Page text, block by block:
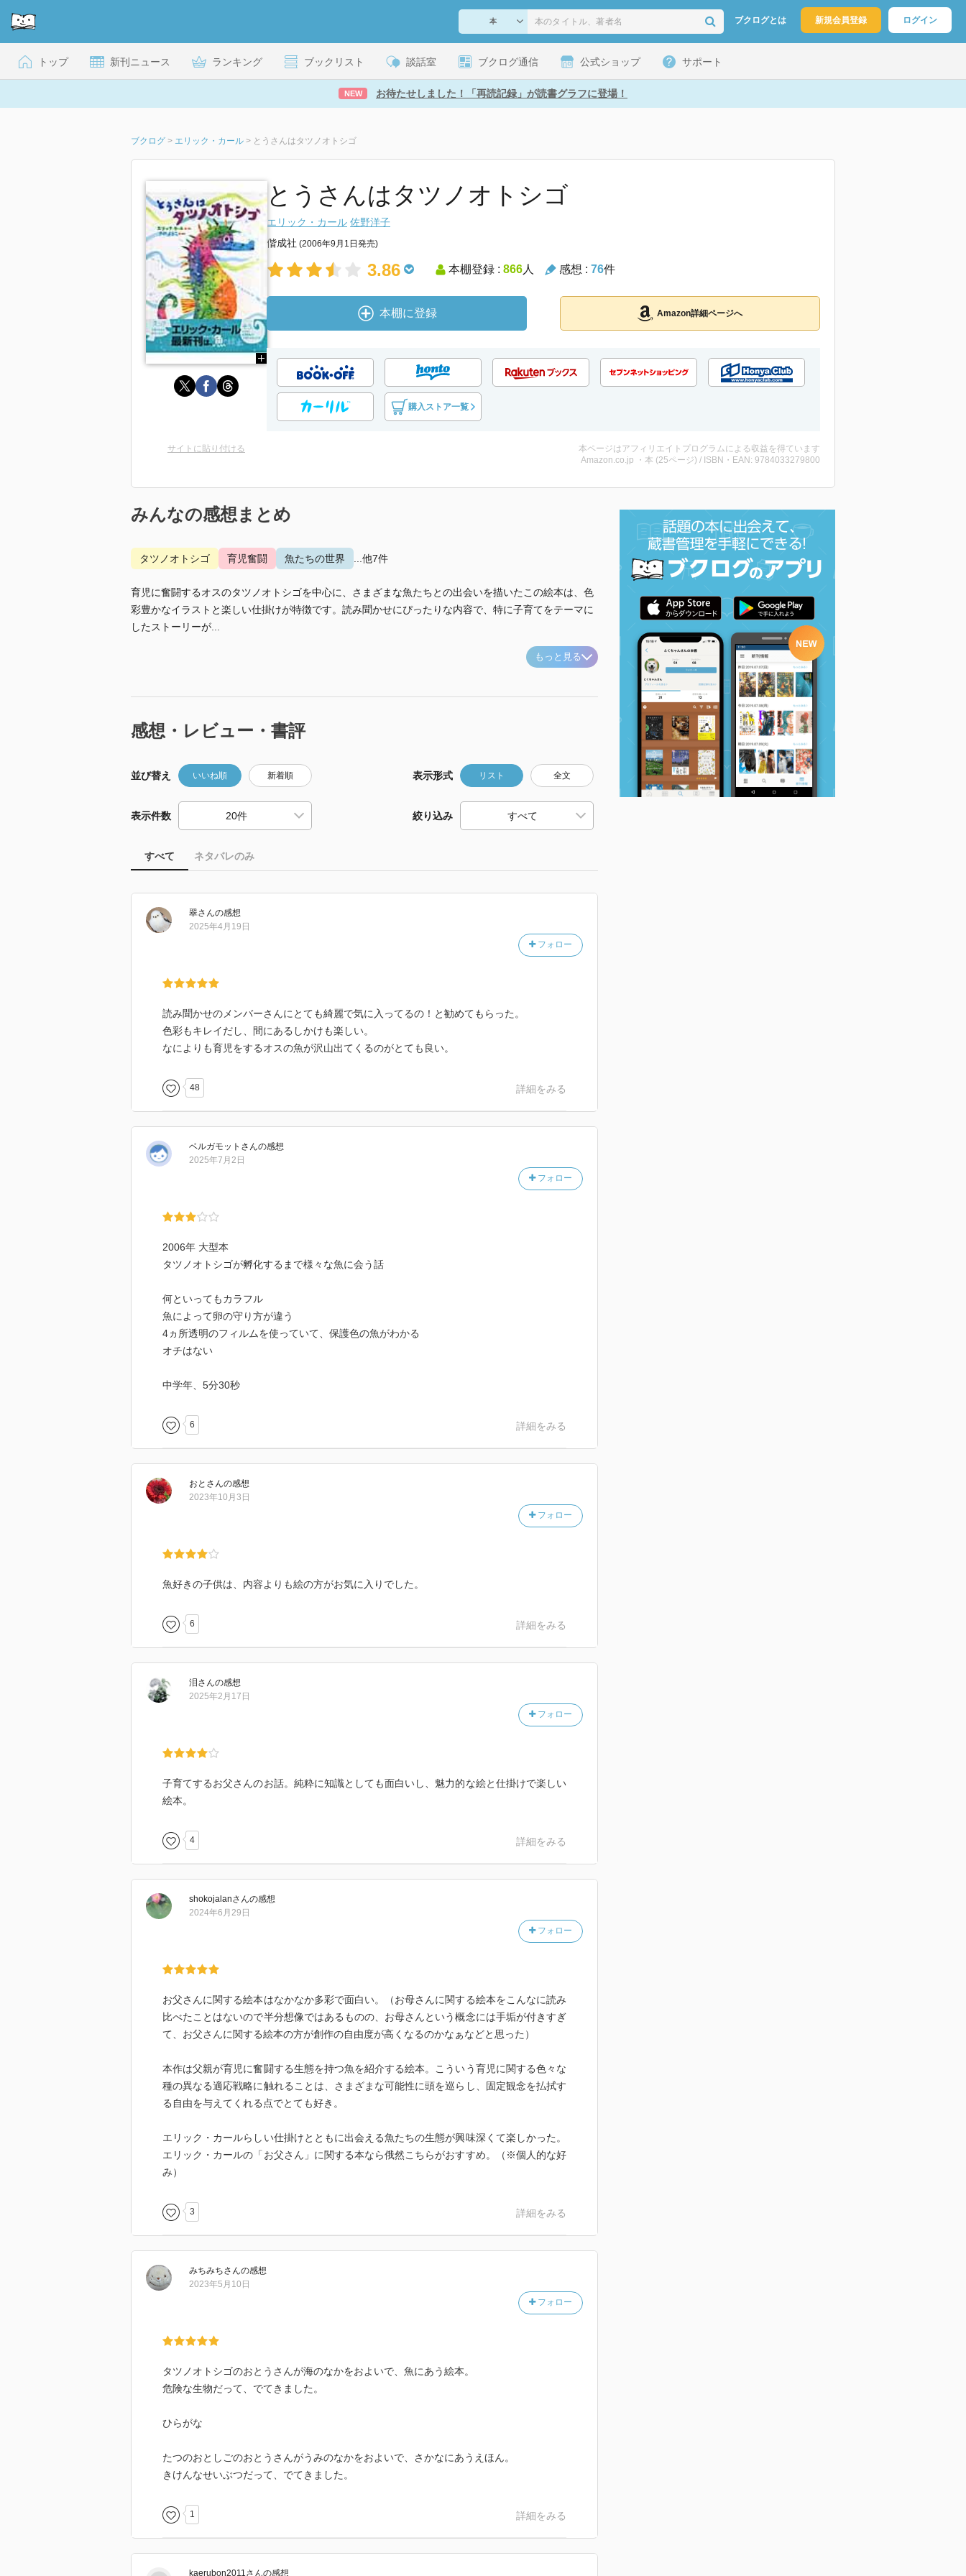
ブクログとは 新規会員登録 ログイン
トップ 新刊ニュース ランキング ブックリスト 談話室 ブクログ通信 公式ショップ サポート
NEW お待たせしました！「再読記録」が読書グラフに登場！
ブクログ > エリック・カール > とうさんはタツノオトシゴ
とうさんはタツノオトシゴ
エリック・カール 佐野洋子
偕成社 (2006年9月1日発売)
3.86 本棚登録 : 866人 感想 : 76件
本棚に登録 Amazon詳細ページへ
購入ストア一覧
サイトに貼り付ける
本ページはアフィリエイトプログラムによる収益を得ています
Amazon.co.jp ・本 (25ページ) / ISBN・EAN: 9784033279800
みんなの感想まとめ
タツノオトシゴ 育児奮闘 魚たちの世界 ...他7件
育児に奮闘するオスのタツノオトシゴを中心に、さまざまな魚たちとの出会いを描いたこの絵本は、色
彩豊かなイラストと楽しい仕掛けが特徴です。読み聞かせにぴったりな内容で、特に子育てをテーマに
したストーリーが...
もっと見る
感想・レビュー・書評
並び替え いいね順 新着順 表示形式 リスト 全文
表示件数 絞り込み
すべて ネタバレのみ
翠さんの感想
フォロー
2025年4月19日
読み聞かせのメンバーさんにとても綺麗で気に入ってるの！と勧めてもらった。
色彩もキレイだし、間にあるしかけも楽しい。
なによりも育児をするオスの魚が沢山出てくるのがとても良い。
48 詳細をみる
ベルガモット さんの感想
フォロー
2025年7月2日
2006年 大型本
タツノオトシゴが孵化するまで様々な魚に会う話
何といってもカラフル
魚によって卵の守り方が違う
4ヵ所透明のフィルムを使っていて、保護色の魚がわかる
オチはない
中学年、5分30秒
6 詳細をみる
おと さんの感想
フォロー
2023年10月3日
魚好きの子供は、内容よりも絵の方がお気に入りでした。
6 詳細をみる
泪 さんの感想
フォロー
2025年2月17日
子育てするお父さんのお話。純粋に知識としても面白いし、魅力的な絵と仕掛けで楽しい
絵本。
4 詳細をみる
shokojalanさんの感想
フォロー
2024年6月29日
お父さんに関する絵本はなかなか多彩で面白い。（お母さんに関する絵本をこんなに読み
比べたことはないので半分想像ではあるものの、お母さんという概念には手垢が付きすぎ
て、お父さんに関する絵本の方が創作の自由度が高くなるのかなぁなどと思った）
本作は父親が育児に奮闘する生態を持つ魚を紹介する絵本。こういう育児に関する色々な
種の異なる適応戦略に触れることは、さまざまな可能性に頭を巡らし、固定観念を払拭す
る自由を与えてくれる点でとても好き。
エリック・カールらしい仕掛けとともに出会える魚たちの生態が興味深くて楽しかった。
エリック・カールの「お父さん」に関する本なら俄然こちらがおすすめ。（※個人的な好
み）
3 詳細をみる
みちみちさんの感想
フォロー
2023年5月10日
タツノオトシゴのおとうさんが海のなかをおよいで、魚にあう絵本。
危険な生物だって、でてきました。
ひらがな
たつのおとしごのおとうさんがうみのなかをおよいで、さかなにあうえほん。
きけんなせいぶつだって、でてきました。
1 詳細をみる
kaerubon2011さんの感想